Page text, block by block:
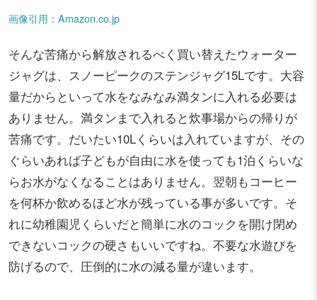
画像引用：Amazon.co.jp
そんな苦痛から解放されるべく買い替えたウォーター
ジャグは、スノーピークのステンジャグ15Lです。大容
量だからといって水をなみなみ満タンに入れる必要は
ありません。満タンまで入れると炊事場からの帰りが
苦痛です。だいたい10Lくらいは入れていますが、その
ぐらいあれば子どもが自由に水を使っても1泊くらいな
らお水がなくなることはありません。翌朝もコーヒー
を何杯か飲めるほど水が残っている事が多いです。そ
れに幼稚園児くらいだと簡単に水のコックを開け閉め
できないコックの硬さもいいですね。不要な水遊びを
防げるので、圧倒的に水の減る量が違います。